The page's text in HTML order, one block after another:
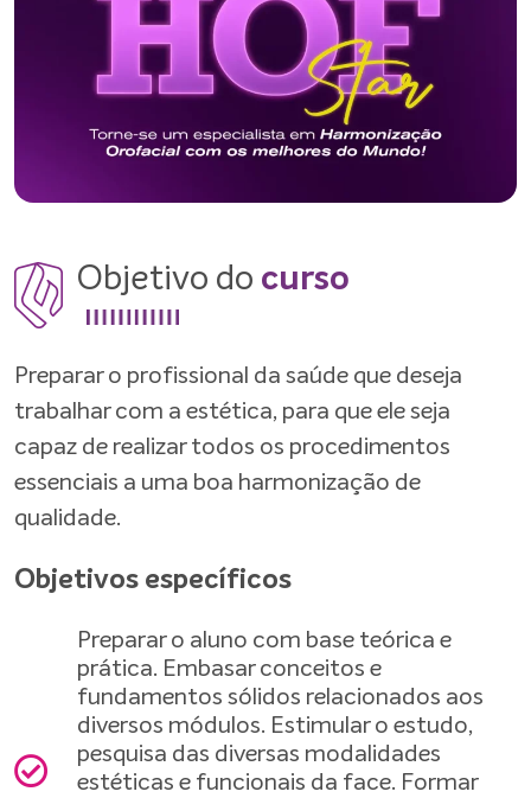
Objetivo do curso
Preparar o profissional da saúde que deseja
trabalhar com a estética, para que ele seja
capaz de realizar todos os procedimentos
essenciais a uma boa harmonização de
qualidade.
Objetivos específicos
Preparar o aluno com base teórica e
prática. Embasar conceitos e
fundamentos sólidos relacionados aos
diversos módulos. Estimular o estudo,
pesquisa das diversas modalidades
estéticas e funcionais da face. Formar